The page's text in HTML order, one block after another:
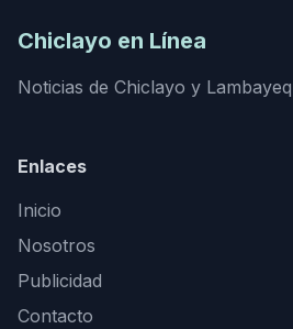
Chiclayo en Línea
Noticias de Chiclayo y
Enlaces
Inicio
Nosotros
Publicidad
Contacto